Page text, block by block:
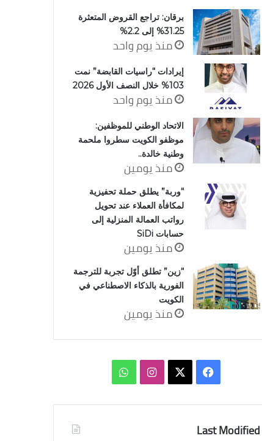
برقان: تراجع القروض المتعثرة
31.25% إلى 2.2%
منذ يوم واحد
إيرادات “راسيات القابضة” نمت
103% خلال النصف الأول 2026
منذ يوم واحد
الاتحاد الوطني للموظفين:
موظفو الكويت سطروا ملحمة
وطنية خالدة..
منذ يومين
“وربة” يطلق حملة تحفيزية
لمكافأة العملاء عند تحويل
رواتب العمالة المنزلية إلى
حسابات SiDi
منذ يومين
“زين” تطلق أوّل تجربة للترجمة
الفورية بالذكاء الاصطناعي في
الكويت
منذ يومين
فيسبوك انستقرامواتساب
Last Modified